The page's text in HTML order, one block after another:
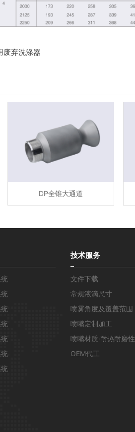
废弃洗涤器
DP全锥大通道
技术服务
文件下载
常规液滴尺寸
喷雾角度及覆盖范围
喷嘴定制加工
喷嘴材质·耐热耐磨性
OEM代工